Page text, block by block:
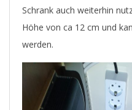
Schrank auch weiterhin
Höhe von ca 12 cm und
werden.